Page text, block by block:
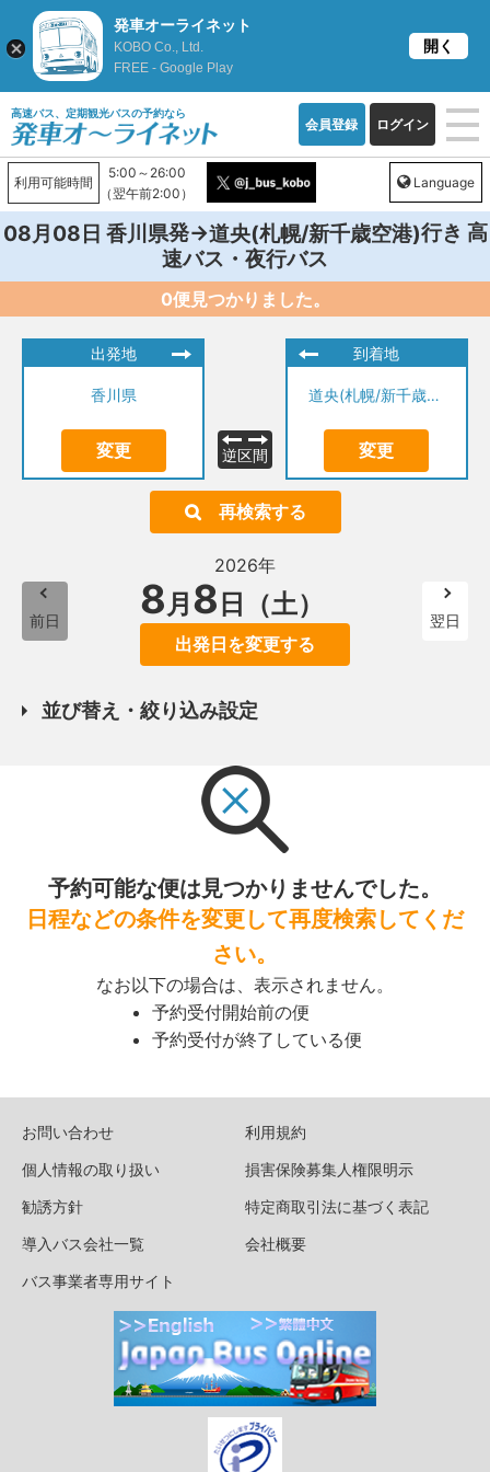
高速バス、定期観光バスの予約なら
会員登録 ログイン
利用可能時間
5:00～26:00
（翌午前2:00）
Language
08月08日 香川県発→道央(札幌/新千歳空港)行き 高
速バス・夜行バス
0便見つかりました。
出発地
香川県
変更 逆区間
到着地
道央(札幌/新千歳空港)
変更
再検索する
前日
2026年
8月 8 日（土）
出発日を変更する
翌日
並び替え・絞り込み設定
予約可能な便は見つかりませんでした。
日程などの条件を変更して再度検索してくだ
さい。
なお以下の場合は、表示されません。
予約受付開始前の便
予約受付が終了している便
お問い合わせ
利用規約
個人情報の取り扱い
損害保険募集人権限明示
勧誘方針
特定商取引法に基づく表記
導入バス会社一覧
会社概要
バス事業者専用サイト
発車オーライネット
KOBO Co., Ltd.
FREE - Google Play
開く